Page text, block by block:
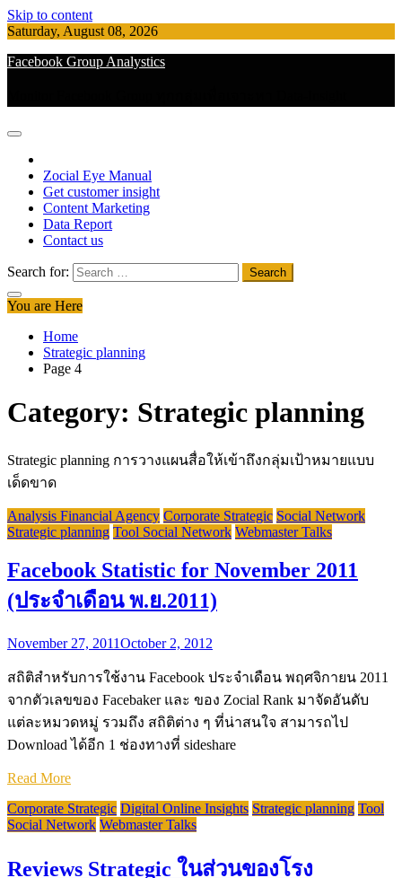
Skip to content
Saturday, August 08, 2026
Facebook Group Analystics
Zocial Eye Manual
Get customer insight
Content Marketing
Data Report
Contact us
Search for:
You are Here
Home
Strategic planning
Page 4
Category: Strategic planning
Strategic planning การวางแผนสื่อให้เข้าถึงกลุ่มเป้าหมายแบบ
เด็ดขาด
Analysis Financial Agency Corporate Strategic Social Network
Strategic planning Tool Social Network Webmaster Talks
Facebook Statistic for November 2011
(ประจำเดือน พ.ย.2011)
November 27, 2011October 2, 2012
สถิติสำหรับการใช้งาน Facebook ประจำเดือน พฤศจิกายน 2011
จากตัวเลขของ Facebaker และ ของ Zocial Rank มาจัดอันดับ
แต่ละหมวดหมู่ รวมถึง สถิติต่าง ๆ ที่น่าสนใจ สามารถไป
Download ได้อีก 1 ช่องทางที่ sideshare
Read More
Corporate Strategic Digital Online Insights Strategic planning Tool
Social Network Webmaster Talks
Reviews Strategic ในส่วนของโรง